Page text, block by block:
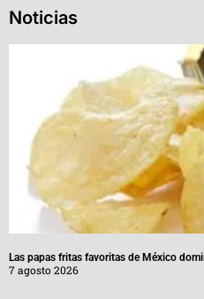
Noticias
Las papas fritas favoritas de México
7 agosto 2026